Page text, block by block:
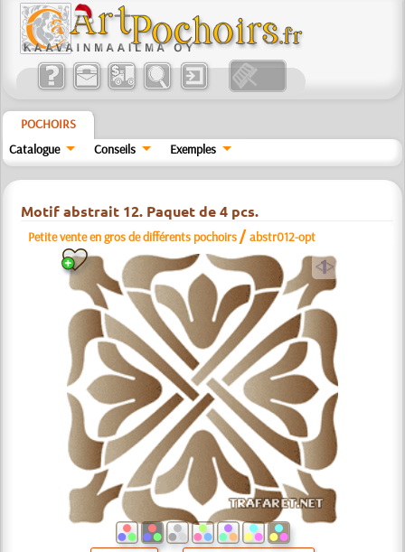
POCHOIRS
Catalogue
Conseils Exemples
Motif abstrait 12. Paquet de 4 pcs.
Petite vente en gros de différents pochoirs /abstr012-opt
a